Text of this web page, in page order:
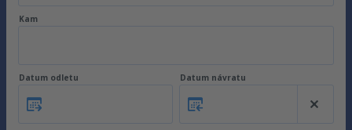
Kam
Datum odletu Datum návratu